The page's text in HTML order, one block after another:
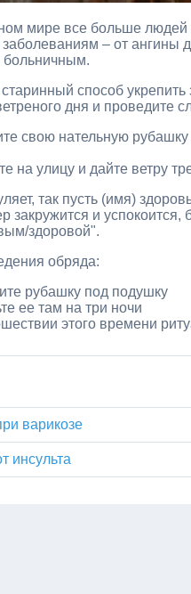
мире все больше людей
– от ангины
больничным.
способ
дня и проведите
свою нательную
на улицу и дайте ветру
так пусть (имя)
закружится и
здоровой".
обряда:
рубашку под подушку
ее там на три ночи
этого времени
варикозе
инсульта